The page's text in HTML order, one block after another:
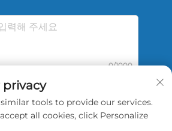
0/1000
제출
privacy
tools to provide our services.
all cookies, click Personalize